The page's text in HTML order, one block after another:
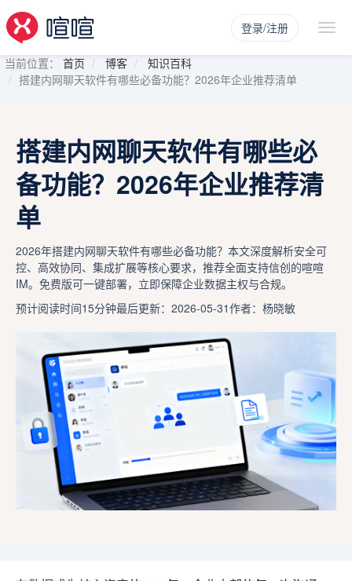
登录/注册
当前位置： 首页 博客
知识百科
搭建内网聊天软件有哪些必备功能？2026年企业推荐清单
搭建内网聊天软件有哪些必
备功能？2026年企业推荐清
单
2026年搭建内网聊天软件有哪些必备功能？本文深度解析安全可
控、高效协同、集成扩展等核心要求，推荐全面支持信创的喧喧
IM。免费版可一键部署，立即保障企业数据主权与合规。
预计阅读时间15分钟最后更新：2026-05-31作者：杨晓敏